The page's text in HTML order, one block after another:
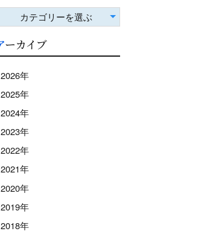
カテゴリーを選ぶ
アーカイブ
2026年
2025年
2024年
2023年
2022年
2021年
2020年
2019年
2018年